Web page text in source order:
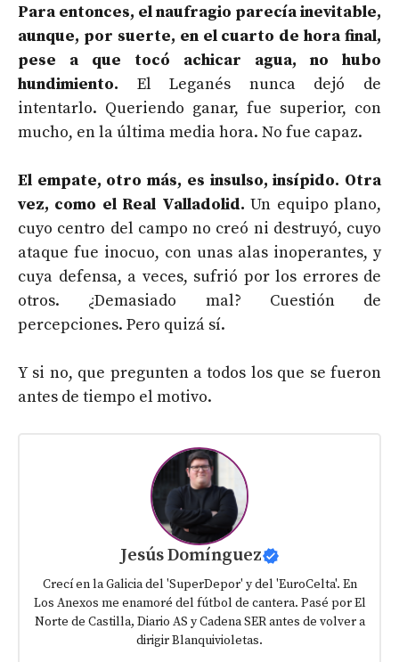
Para entonces, el naufragio parecía inevitable,
aunque, por suerte, en el cuarto de hora final,
pese a que tocó achicar agua, no hubo
hundimiento. El Leganés nunca dejó de
intentarlo. Queriendo ganar, fue superior, con
mucho, en la última media hora. No fue capaz.
El empate, otro más, es insulso, insípido. Otra
vez, como el Real Valladolid. Un equipo plano,
cuyo centro del campo no creó ni destruyó, cuyo
ataque fue inocuo, con unas alas inoperantes, y
cuya defensa, a veces, sufrió por los errores de
otros. ¿Demasiado mal? Cuestión de
percepciones. Pero quizá sí.
Y si no, que pregunten a todos los que se fueron
antes de tiempo el motivo.
Jesús Domínguez
Crecí en la Galicia del 'SuperDepor' y del 'EuroCelta'. En
Los Anexos me enamoré del fútbol de cantera. Pasé por El
Norte de Castilla, Diario AS y Cadena SER antes de volver a
dirigir Blanquivioletas.